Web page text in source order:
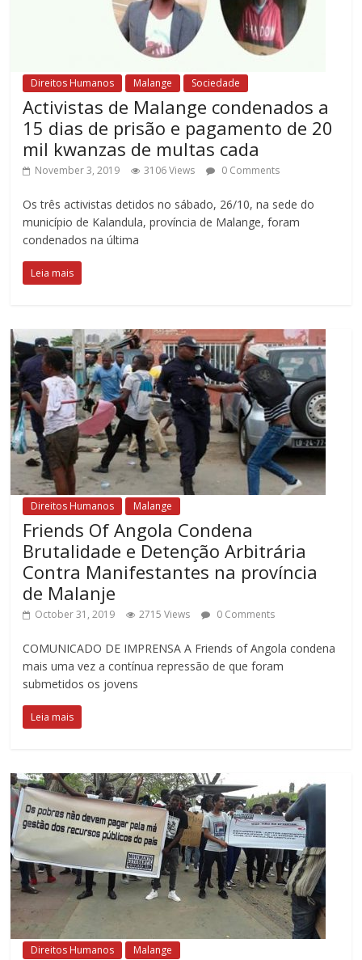
Direitos Humanos Malange Sociedade
Activistas de Malange condenados a
15 dias de prisão e pagamento de 20
mil kwanzas de multas cada
November 3, 2019 3106 Views 0 Comments
Os três activistas detidos no sábado, 26/10, na sede do
município de Kalandula, província de Malange, foram
condenados na última
Leia mais
Direitos Humanos Malange
Friends Of Angola Condena
Brutalidade e Detenção Arbitrária
Contra Manifestantes na província
de Malanje
October 31, 2019 2715 Views 0 Comments
COMUNICADO DE IMPRENSA A Friends of Angola condena
mais uma vez a contínua repressão de que foram
submetidos os jovens
Leia mais
Direitos Humanos Malange